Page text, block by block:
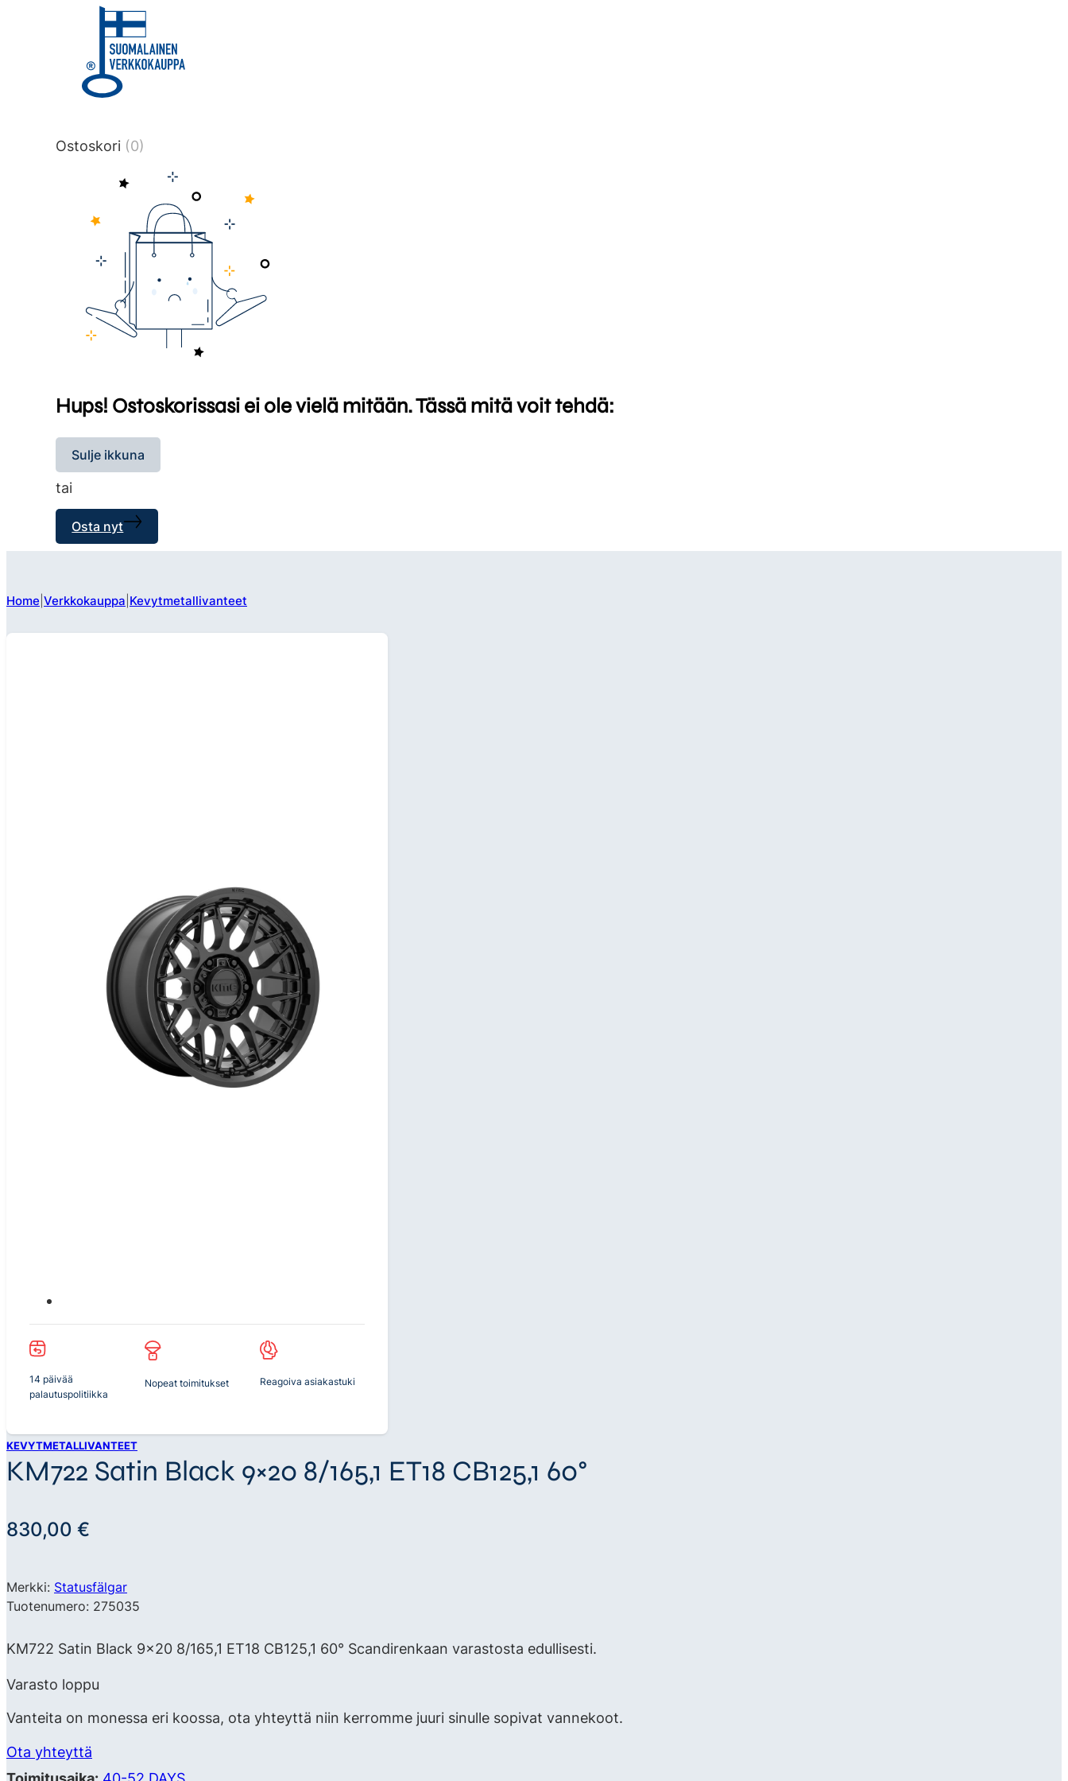
title or content.","post_type":
["product"],"ajax_loader_animation":"ripple","ajax_loader_selector":"#brxe-
tmlmvi","meta_query":
data-original-query-vars="[]" data-page="1" data-max-
Ostoskori (0)
Hups! Ostoskorissasi ei ole vielä mitään. Tässä mitä voit tehdä:
Sulje ikkuna
tai
Osta nyt
Home Verkkokauppa Kevytmetallivanteet
14 päivää
palautuspolitiikka
Nopeat toimitukset Reagoiva asiakastuki
KEVYTMETALLIVANTEET
KM722 Satin Black 9×20 8/165,1 ET18 CB125,1 60°
830,00 €
Merkki: Statusfälgar
Tuotenumero: 275035
KM722 Satin Black 9×20 8/165,1 ET18 CB125,1 60° Scandirenkaan varastosta edullisesti.
Varasto loppu
Vanteita on monessa eri koossa, ota yhteyttä niin kerromme juuri sinulle sopivat vannekoot.
Ota yhteyttä